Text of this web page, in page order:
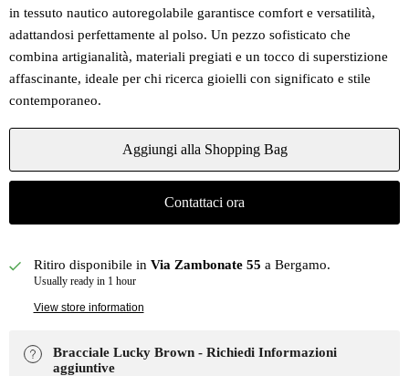
in tessuto nautico autoregolabile garantisce comfort e versatilità,
adattandosi perfettamente al polso. Un pezzo sofisticato che
combina artigianalità, materiali pregiati e un tocco di superstizione
affascinante, ideale per chi ricerca gioielli con significato e stile
contemporaneo.
Aggiungi alla Shopping Bag
Contattaci ora
Ritiro disponibile in Via Zambonate 55 a Bergamo.
Usually ready in 1 hour
View store information
Bracciale Lucky Brown - Richiedi Informazioni
aggiuntive